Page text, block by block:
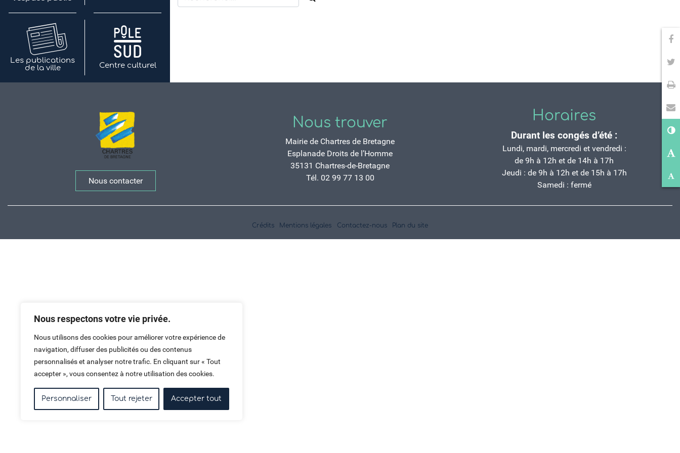
Nous respectons votre vie privée.
Nous utilisons des cookies pour améliorer votre expérience de
navigation, diffuser des publicités ou des contenus
personnalisés et analyser notre trafic. En cliquant sur « Tout
accepter », vous consentez à notre utilisation des cookies.
Personnaliser Tout rejeter Accepter tout
Les publications
de la ville
Centre culturel
Nous contacter
Nous trouver
Mairie de Chartres de Bretagne
Esplanade Droits de l’Homme
35131 Chartres-de-Bretagne
Tél. 02 99 77 13 00
Horaires
Durant les congés d’été :
Lundi, mardi, mercredi et vendredi :
de 9h à 12h et de 14h à 17h
Jeudi : de 9h à 12h et de 15h à 17h
Samedi : fermé
Crédits Mentions légales Contactez-nous Plan du site